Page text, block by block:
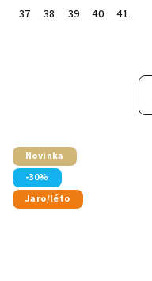
37
38 39 40
41
Novinka
-30%
Jaro/léto